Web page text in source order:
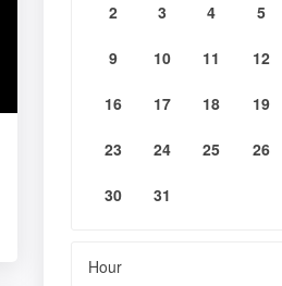
2 3 4 5
9 10 11 12
16 17 18 19
23 24 25 26
30 31
Hour